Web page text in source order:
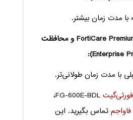
۵ سال پشتیبانی FortiCare Premium و محافظت
با مدت زمان طولانی‌تر.
FG-600E-BDL،
فاواجمتماس بگیرید. این